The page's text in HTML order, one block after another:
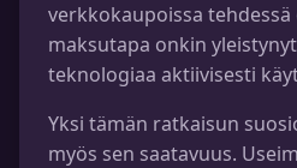
verkkokaupoissa tehdessä
maksutapa onkin
teknologiaa aktiivisesti
Yksi tämän ratkaisun
myös sen saatavuus.